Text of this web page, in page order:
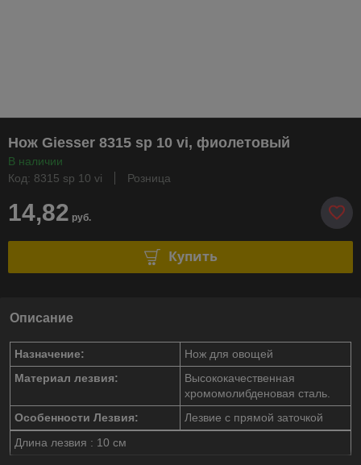
Нож Giesser 8315 sp 10 vi, фиолетовый
В наличии
Код: 8315 sp 10 vi
Розница
14,82 руб.
Купить
Описание
Назначение:
Нож для овощей
Материал лезвия:
Высококачественная
хромомолибденовая сталь.
Особенности Лезвия:
Лезвие с прямой заточкой
Длина лезвия : 10 см